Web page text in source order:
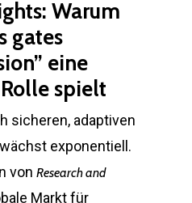
Warum
gates
eine
spielt
sicheren, adaptiven
exponentiell.
von Research and
Markt für